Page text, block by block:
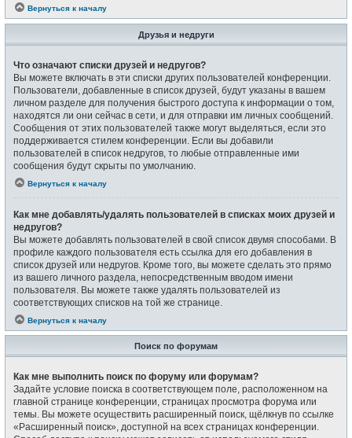
Вернуться к началу
Друзья и недруги
Что означают списки друзей и недругов?
Вы можете включать в эти списки других пользователей конференции.
Пользователи, добавленные в список друзей, будут указаны в вашем
личном разделе для получения быстрого доступа к информации о том,
находятся ли они сейчас в сети, и для отправки им личных сообщений.
Сообщения от этих пользователей также могут выделяться, если это
поддерживается стилем конференции. Если вы добавили
пользователей в список недругов, то любые отправленные ими
сообщения будут скрыты по умолчанию.
Вернуться к началу
Как мне добавлять/удалять пользователей в списках моих друзей и
недругов?
Вы можете добавлять пользователей в свой список двумя способами. В
профиле каждого пользователя есть ссылка для его добавления в
список друзей или недругов. Кроме того, вы можете сделать это прямо
из вашего личного раздела, непосредственным вводом имени
пользователя. Вы можете также удалять пользователей из
соответствующих списков на той же странице.
Вернуться к началу
Поиск по форумам
Как мне выполнить поиск по форуму или форумам?
Задайте условие поиска в соответствующем поле, расположенном на
главной странице конференции, страницах просмотра форума или
темы. Вы можете осуществить расширенный поиск, щёлкнув по ссылке
«Расширенный поиск», доступной на всех страницах конференции.